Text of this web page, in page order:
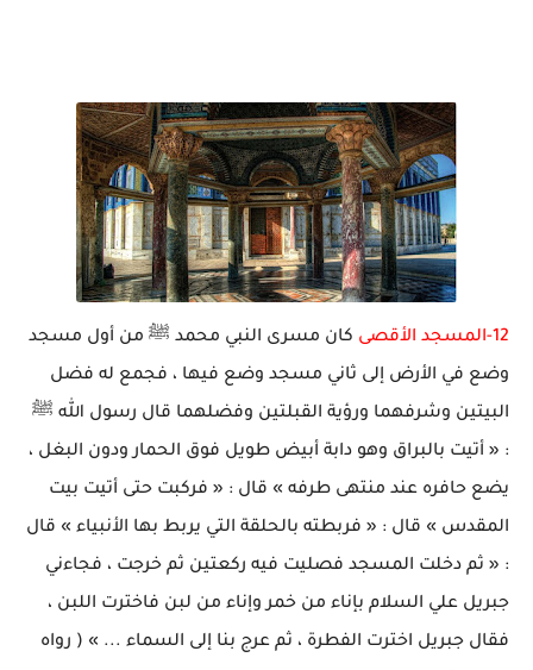
12- المسجد الأقصى كان مسرى النبي محمد ﷺ من أول مسجد
وضع في الأرض إلى ثاني مسجد وضع فيها ، فجمع له فضل
البيتين وشرفهما ورؤية القبلتين وفضلهما قال رسول الله ﷺ
: « أتيت بالبراق وهو دابة أبيض طويل فوق الحمار ودون البغل ،
يضع حافره عند منتهى طرفه » قال : « فركبت حتى أتيت بيت
المقدس » قال : « فربطته بالحلقة التي يربط بها الأنبياء » قال
: « ثم دخلت المسجد فصليت فيه ركعتين ثم خرجت ، فجاءني
جبريل علي السلام بإناء من خمر وإناء من لبن فاخترت اللبن ،
فقال جبريل اخترت الفطرة ، ثم عرج بنا إلى السماء ... » ( رواه